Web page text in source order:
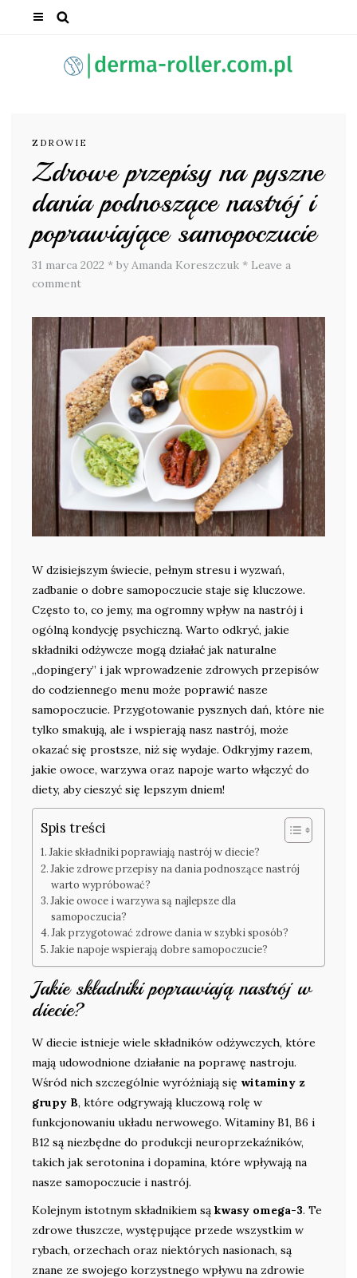
ZDROWIE
Zdrowe przepisy na pyszne
dania podnoszące nastrój i
poprawiające samopoczucie
31 marca 2022 * by Amanda Koreszczuk * Leave a
comment
W dzisiejszym świecie, pełnym stresu i wyzwań,
zadbanie o dobre samopoczucie staje się kluczowe.
Często to, co jemy, ma ogromny wpływ na nastrój i
ogólną kondycję psychiczną. Warto odkryć, jakie
składniki odżywcze mogą działać jak naturalne
„dopingery” i jak wprowadzenie zdrowych przepisów
do codziennego menu może poprawić nasze
samopoczucie. Przygotowanie pysznych dań, które nie
tylko smakują, ale i wspierają nasz nastrój, może
okazać się prostsze, niż się wydaje. Odkryjmy razem,
jakie owoce, warzywa oraz napoje warto włączyć do
diety, aby cieszyć się lepszym dniem!
Spis treści
Jakie składniki poprawiają nastrój w diecie?
Jakie zdrowe przepisy na dania podnoszące nastrój
warto wypróbować?
Jakie owoce i warzywa są najlepsze dla
samopoczucia?
Jak przygotować zdrowe dania w szybki sposób?
Jakie napoje wspierają dobre samopoczucie?
Jakie składniki poprawiają nastrój w
diecie?
W diecie istnieje wiele składników odżywczych, które
mają udowodnione działanie na poprawę nastroju.
Wśród nich szczególnie wyróżniają się witaminy z
grupy B, które odgrywają kluczową rolę w
funkcjonowaniu układu nerwowego. Witaminy B1, B6 i
B12 są niezbędne do produkcji neuroprzekaźników,
takich jak serotonina i dopamina, które wpływają na
nasze samopoczucie i nastrój.
Kolejnym istotnym składnikiem są kwasy omega-3. Te
zdrowe tłuszcze, występujące przede wszystkim w
rybach, orzechach oraz niektórych nasionach, są
znane ze swojego korzystnego wpływu na zdrowie